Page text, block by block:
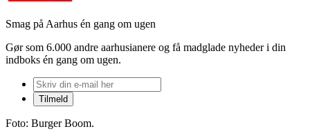
Smag på Aarhus én gang om ugen
Gør som 6.000 andre aarhusianere og få madglade nyheder i din
indboks én gang om ugen.
Foto: Burger Boom.